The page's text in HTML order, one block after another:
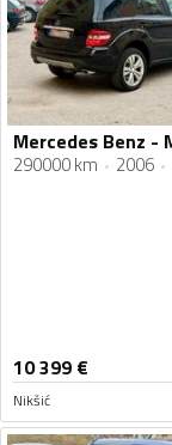
290000 km 2006
10 399 €
Nikšić